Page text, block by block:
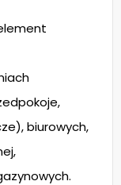
biurowych,